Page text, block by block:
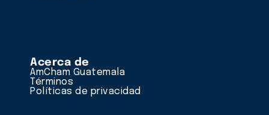
Acerca de
AmCham Guatemala
Términos
Políticas de privacidad